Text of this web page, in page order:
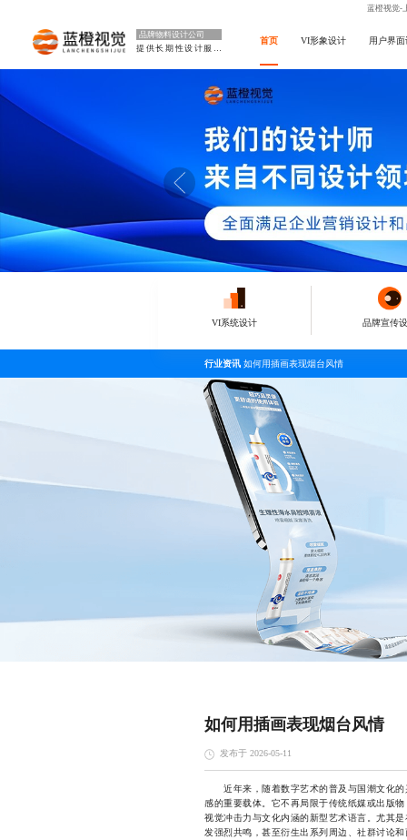
蓝橙视觉-
品牌物料设计公司
提供长期性设计服务
首页 VI形象设计 用户界面
VI系统设计 品牌宣传
行业资讯 如何用插画表现烟台风情
如何用插画表现烟台风情
发布于 2026-05-11
近年来，随着数字艺术的普及与国潮文化的
感的重要载体。它不再局限于传统纸媒或出版
视觉冲击力与文化内涵的新型艺术语言。尤其
发强烈共鸣，甚至衍生出系列周边、社群讨论